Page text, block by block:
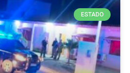
ESTADO